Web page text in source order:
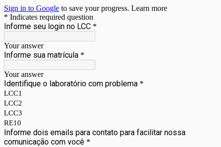
Sign in to Google to save your progress. Learn more
* Indicates required question
Informe seu login no LCC *
Your answer
Informe sua matrícula *
Your answer
Identifique o laboratório com problema *
LCC1
LCC2
LCC3
RE10
Informe dois emails para contato para facilitar nossa
comunicação com você *